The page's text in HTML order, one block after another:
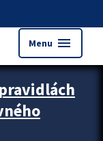
Menu menu